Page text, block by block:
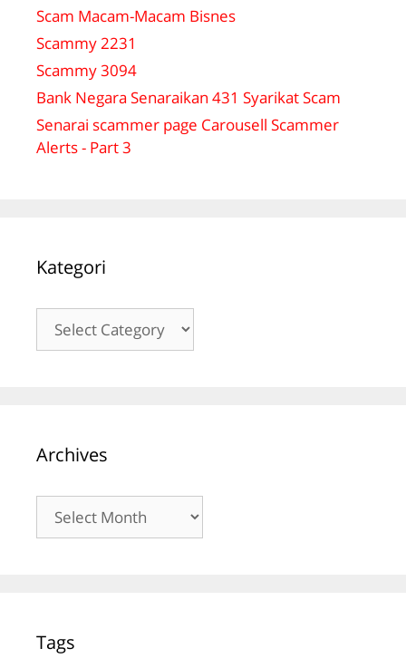
Scam Macam-Macam Bisnes
Scammy 2231
Scammy 3094
Bank Negara Senaraikan 431 Syarikat Scam
Senarai scammer page Carousell Scammer
Alerts - Part 3
Kategori
Kategori
Archives
Archives
Tags